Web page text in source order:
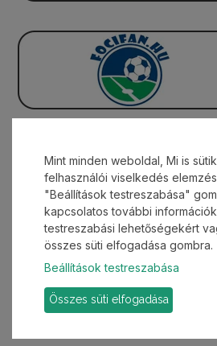
Mint minden weboldal, Mi is
felhasználói viselkedés
"Beállítások testreszabása"
kapcsolatos további
testreszabási lehetőségekért
összes süti elfogadása gombra.
Beállítások testreszabása
Összes süti elfogadása